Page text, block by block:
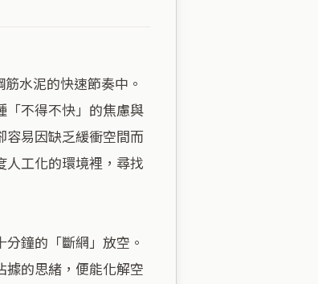
「不得不快」的焦慮與
容易因缺乏緩衝空間而
人工化的環境裡，尋找
鐘的「斷網」放空。
據的思緒，便能化解空